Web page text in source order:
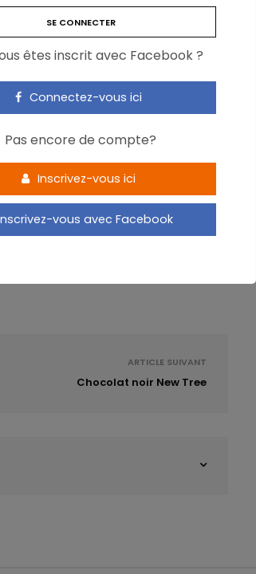
fait qu’il permette la satisfaction de
pas associée à une diminution des
à l’obésité.
fédération Wallonie-Bruxelles, Institut de
ARTICLE SUIVANT
Chocolat noir New Tree
êtes inscrit avec Facebook ?
Connectez-vous ici
Pas encore de compte?
Inscrivez-vous ici
vous avec Facebook